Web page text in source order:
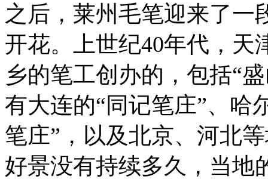
之后，莱州毛笔迎来了一
开花。上世纪40年代，天
乡的笔工创办的，包括“
有大连的“同记笔庄”、哈
笔庄”，以及北京、河北
好景没有持续多久，当地